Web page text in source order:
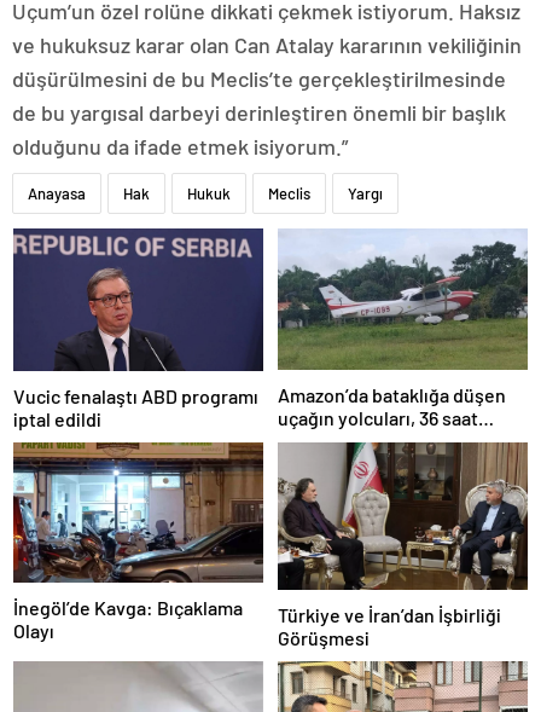
Uçum’un özel rolüne dikkati çekmek istiyorum. Haksız
ve hukuksuz karar olan Can Atalay kararının vekiliğinin
düşürülmesini de bu Meclis’te gerçekleştirilmesinde
de bu yargısal darbeyi derinleştiren önemli bir başlık
olduğunu da ifade etmek isiyorum.”
Anayasa Hak Hukuk Meclis Yargı
Vucic fenalaştı ABD programı
iptal edildi
Amazon’da bataklığa düşen
uçağın yolcuları, 36 saat
kurtarılmayı bekledi
İnegöl’de Kavga: Bıçaklama
Olayı
Türkiye ve İran’dan İşbirliği
Görüşmesi